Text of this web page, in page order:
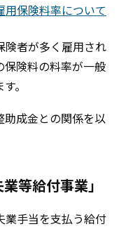
保険料率について
者が多く雇用され
保険料の料率が一般
。
助成金との関係を以
等給付事業」
業手当を支払う給付